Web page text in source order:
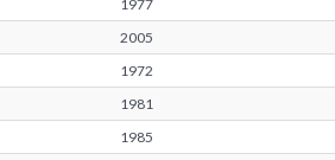
1977
2005
1972
1981
1985